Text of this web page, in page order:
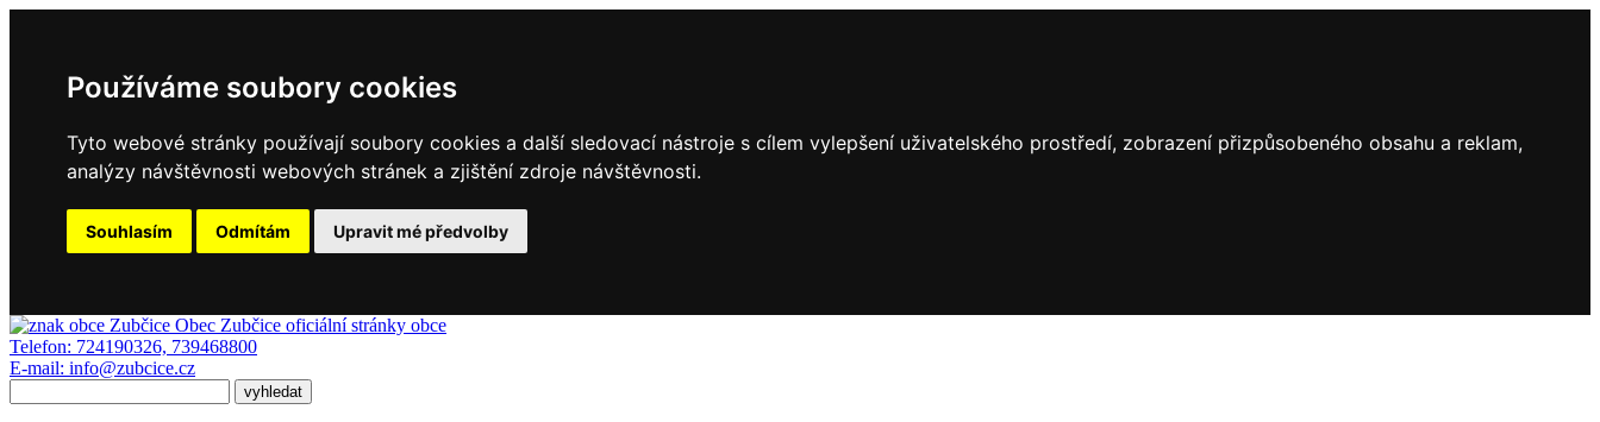
Používáme soubory cookies
Tyto webové stránky používají soubory cookies a další sledovací nástroje s cílem vylepšení uživatelského prostředí, zobrazení přizpůsobeného obsahu a reklam,
analýzy návštěvnosti webových stránek a zjištění zdroje návštěvnosti.
Souhlasím Odmítám Upravit mé předvolby
Obec Zubčice oficiální stránky obce
Telefon: 724190326, 739468800
E-mail: info@zubcice.cz